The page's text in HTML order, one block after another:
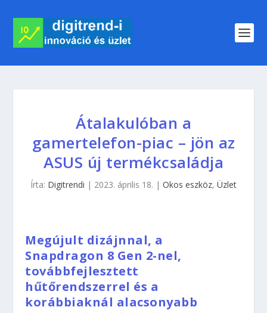
Átalakulóban a
gamertelefon-piac – jön az
ASUS új termékcsaládja
Írta: Digitrendi | 2023. április 18. | Okos eszköz, Üzlet
Megújult dizájnnal, a
Snapdragon 8 Gen 2-nel,
továbbfejlesztett
hűtőrendszerrel és a
korábbiaknál alacsonyabb